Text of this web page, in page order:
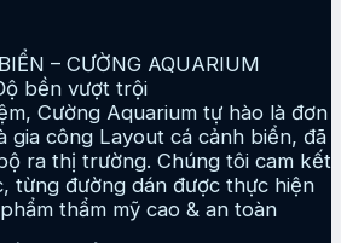
– CƯỜNG AQUARIUM
bền vượt trội
Cường Aquarium tự hào là đơn
gia công Layout cá cảnh biển, đã
ra thị trường. Chúng tôi cam kết
từng đường dán được thực hiện
thẩm mỹ cao & an toàn